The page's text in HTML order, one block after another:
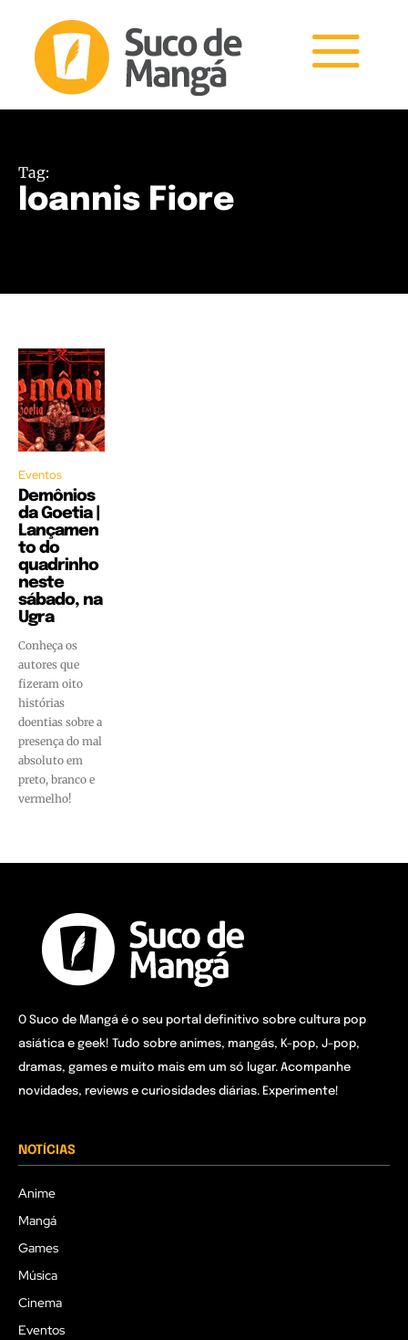
Tag:
Ioannis Fiore
Eventos
Demônios
da Goetia |
Lançamen
to do
quadrinho
neste
sábado, na
Ugra
Conheça os
autores que
fizeram oito
histórias
doentias sobre a
presença do mal
absoluto em
preto, branco e
vermelho!
O Suco de Mangá é o seu portal definitivo sobre cultura pop
asiática e geek! Tudo sobre animes, mangás, K-pop, J-pop,
dramas, games e muito mais em um só lugar. Acompanhe
novidades, reviews e curiosidades diárias. Experimente!
NOTÍCIAS
Anime
Mangá
Games
Música
Cinema
Eventos